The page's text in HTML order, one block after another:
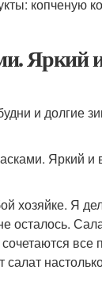
копченую
Яркий
и долгие
хозяйке. Я
осталось.
все